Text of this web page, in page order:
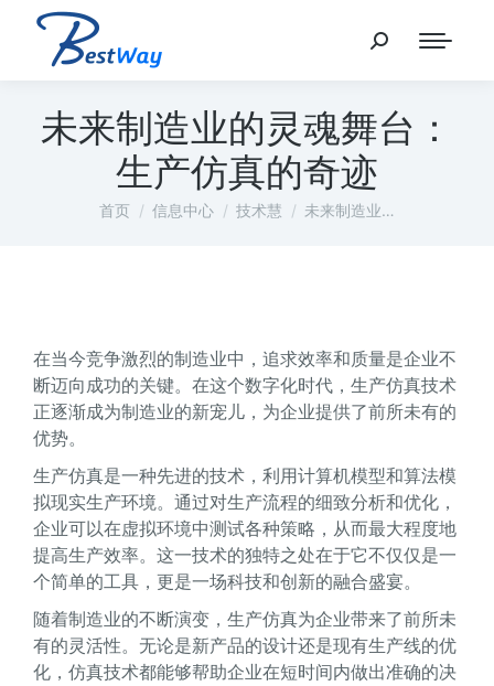
未来制造业的灵魂舞台：
生产仿真的奇迹
您在这里：
首页 信息中心 技术慧 未来制造业…
在当今竞争激烈的制造业中，追求效率和质量是企业不
断迈向成功的关键。在这个数字化时代，生产仿真技术
正逐渐成为制造业的新宠儿，为企业提供了前所未有的
优势。
生产仿真是一种先进的技术，利用计算机模型和算法模
拟现实生产环境。通过对生产流程的细致分析和优化，
企业可以在虚拟环境中测试各种策略，从而最大程度地
提高生产效率。这一技术的独特之处在于它不仅仅是一
个简单的工具，更是一场科技和创新的融合盛宴。
随着制造业的不断演变，生产仿真为企业带来了前所未
有的灵活性。无论是新产品的设计还是现有生产线的优
化，仿真技术都能够帮助企业在短时间内做出准确的决